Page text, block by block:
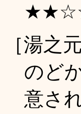
［湯之
のど
意さ